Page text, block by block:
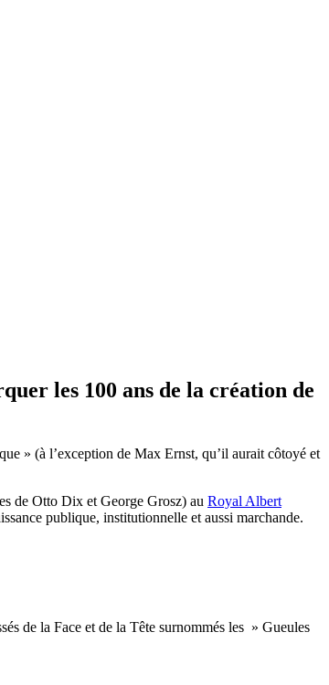
les 100 ans de la création de
» (à l’exception de Max Ernst, qu’il aurait côtoyé et
de Otto Dix et George Grosz) au Royal Albert
publique, institutionnelle et aussi marchande.
de la Face et de la Tête surnommés les » Gueules